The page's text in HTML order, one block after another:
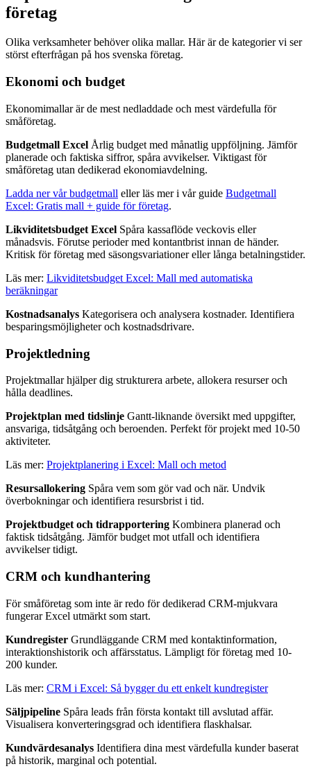
företag
Olika verksamheter behöver olika mallar. Här är de kategorier vi ser
störst efterfrågan på hos svenska företag.
Ekonomi och budget
Ekonomimallar är de mest nedladdade och mest värdefulla för
småföretag.
Budgetmall Excel Årlig budget med månatlig uppföljning. Jämför
planerade och faktiska siffror, spåra avvikelser. Viktigast för
småföretag utan dedikerad ekonomiavdelning.
Ladda ner vår budgetmall eller läs mer i vår guide Budgetmall
Excel: Gratis mall + guide för företag.
Likviditetsbudget Excel Spåra kassaflöde veckovis eller
månadsvis. Förutse perioder med kontantbrist innan de händer.
Kritisk för företag med säsongsvariationer eller långa betalningstider.
Läs mer: Likviditetsbudget Excel: Mall med automatiska
beräkningar
Kostnadsanalys Kategorisera och analysera kostnader. Identifiera
besparingsmöjligheter och kostnadsdrivare.
Projektledning
Projektmallar hjälper dig strukturera arbete, allokera resurser och
hålla deadlines.
Projektplan med tidslinje Gantt-liknande översikt med uppgifter,
ansvariga, tidsåtgång och beroenden. Perfekt för projekt med 10-50
aktiviteter.
Läs mer: Projektplanering i Excel: Mall och metod
Resursallokering Spåra vem som gör vad och när. Undvik
överbokningar och identifiera resursbrist i tid.
Projektbudget och tidrapportering Kombinera planerad och
faktisk tidsåtgång. Jämför budget mot utfall och identifiera
avvikelser tidigt.
CRM och kundhantering
För småföretag som inte är redo för dedikerad CRM-mjukvara
fungerar Excel utmärkt som start.
Kundregister Grundläggande CRM med kontaktinformation,
interaktionshistorik och affärsstatus. Lämpligt för företag med 10-
200 kunder.
Läs mer: CRM i Excel: Så bygger du ett enkelt kundregister
Säljpipeline Spåra leads från första kontakt till avslutad affär.
Visualisera konverteringsgrad och identifiera flaskhalsar.
Kundvärdesanalys Identifiera dina mest värdefulla kunder baserat
på historik, marginal och potential.